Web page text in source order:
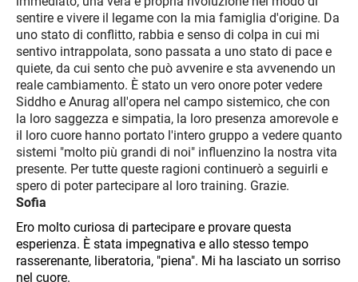
sentire e vivere il legame con la mia famiglia d'origine. Da
uno stato di conflitto, rabbia e senso di colpa in cui mi
sentivo intrappolata, sono passata a uno stato di pace e
quiete, da cui sento che può avvenire e sta avvenendo un
reale cambiamento. È stato un vero onore poter vedere
Siddho e Anurag all'opera nel campo sistemico, che con
la loro saggezza e simpatia, la loro presenza amorevole e
il loro cuore hanno portato l'intero gruppo a vedere quanto
sistemi "molto più grandi di noi" influenzino la nostra vita
presente. Per tutte queste ragioni continuerò a seguirli e
spero di poter partecipare al loro training. Grazie.
Sofia
Ero molto curiosa di partecipare e provare questa
esperienza. È stata impegnativa e allo stesso tempo
rasserenante, liberatoria, "piena". Mi ha lasciato un sorriso
nel cuore.